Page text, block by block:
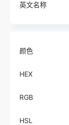
英文名称
颜色
HEX
RGB
HSL